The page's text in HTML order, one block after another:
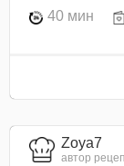
40 мин
Zoya7
автор